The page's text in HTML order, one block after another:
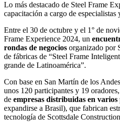
Lo más destacado de Steel Frame
capacitación a cargo de especialistas
Entre el 30 de octubre y el 1° de
Frame Experience 2024, un
rondas de negocios organizado por
de fábricas de “Steel Frame
grande de Latinoamérica”.
Con base en San Martín de los
unos 120 participantes y 19
de empresas distribuidas en varios
expandirse a Brasil), que fabrican
tecnología de Scottsdale